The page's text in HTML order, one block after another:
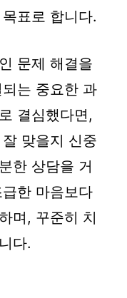
표로 합니다.
문제 해결을
는 중요한 과
결심했다면,
맞을지 신중
한 상담을 거
한 마음보다
며, 꾸준히 치
다.